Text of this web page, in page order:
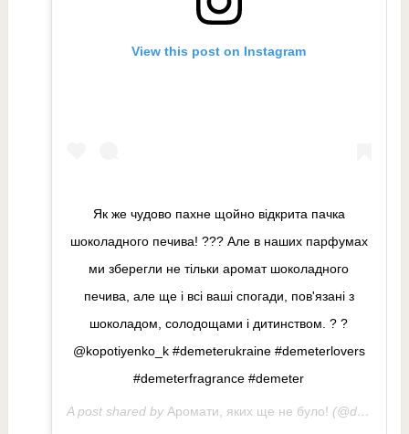
View this post on Instagram
Як же чудово пахне щойно відкрита пачка
шоколадного печива! ??? Але в наших парфумах
ми зберегли не тільки аромат шоколадного
печива, але ще і всі ваші спогади, пов'язані з
шоколадом, солодощами і дитинством. ? ?
@kopotiyenko_k #demeterukraine #demeterlovers
#demeterfragrance #demeter
A post shared by Аромати, яких ще не було! (@demeterfragranceukraine) on